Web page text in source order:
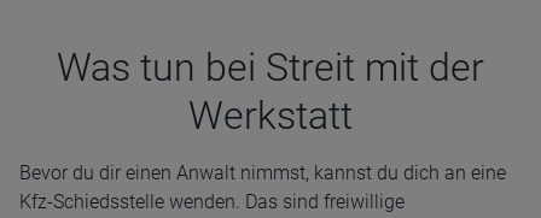
Was tun bei Streit mit der
Werk­statt
Bevor du dir einen Anwalt nimmst, kannst du dich an eine
Kfz-Schiedsstelle wenden. Das sind freiwillige